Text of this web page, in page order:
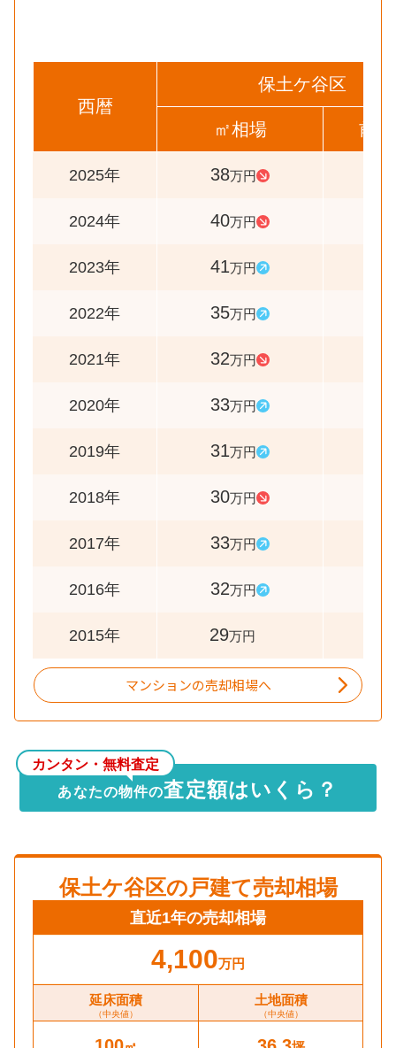
西暦
保土ケ谷区
㎡相場 前
2025年 38万円
2024年 40万円
2023年 41万円
2022年 35万円
2021年 32万円
2020年 33万円
2019年 31万円
2018年 30万円
2017年 33万円
2016年 32万円
2015年 29万円
マンションの売却相場へ
カンタン・無料査定
あなたの物件の査定額はいくら？
保土ケ谷区の戸建て売却相場
直近1年の売却相場
4,100万円
延床面積
（中央値）
土地面積
（中央値）